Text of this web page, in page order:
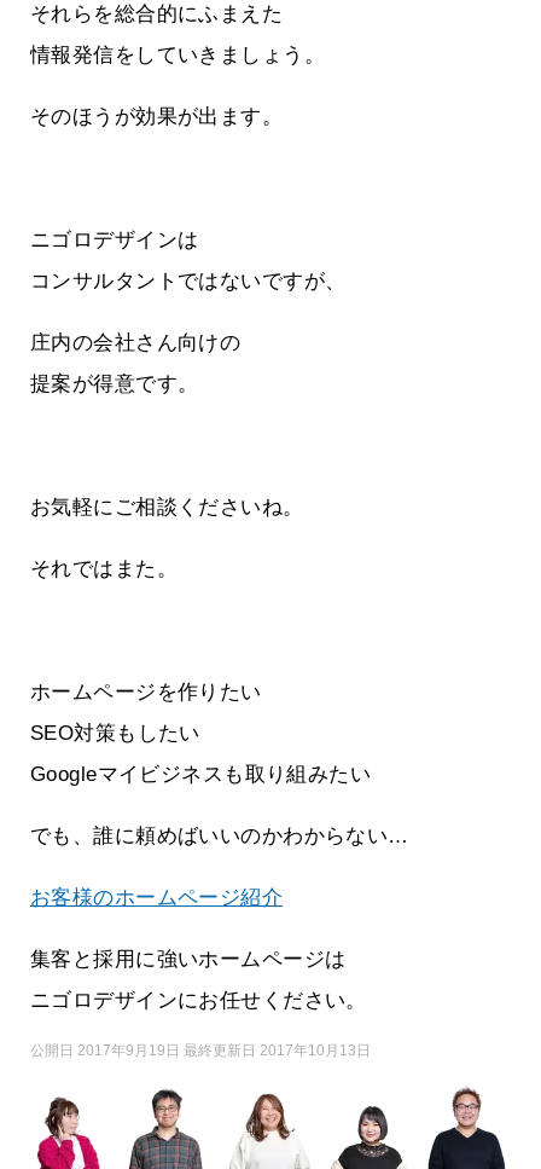
それらを総合的にふまえた
情報発信をしていきましょう。
そのほうが効果が出ます。
ニゴロデザインは
コンサルタントではないですが、
庄内の会社さん向けの
提案が得意です。
お気軽にご相談くださいね。
それではまた。
ホームページを作りたい
SEO対策もしたい
Googleマイビジネスも取り組みたい
でも、誰に頼めばいいのかわからない…
お客様のホームページ紹介
集客と採用に強いホームページは
ニゴロデザインにお任せください。
公開日 2017年9月19日 最終更新日 2017年10月13日